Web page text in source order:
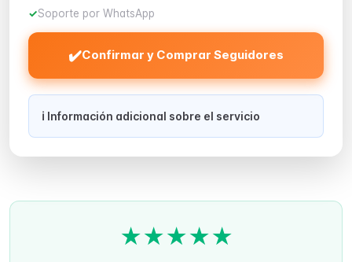
Soporte por WhatsApp
✔️Confirmar y Comprar Seguidores
ℹ️ Información adicional sobre el servicio
★★★★★